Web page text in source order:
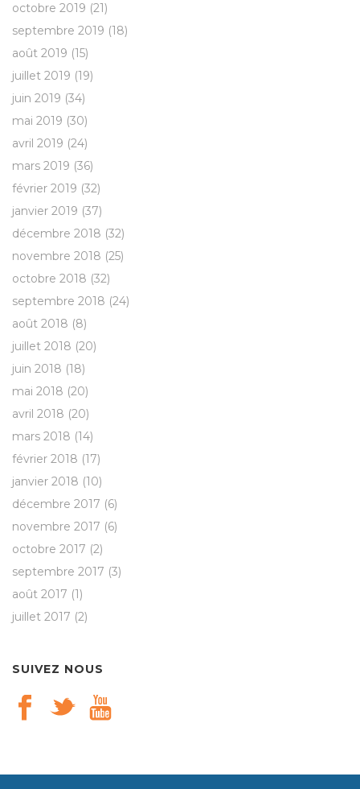
octobre 2019 (21)
septembre 2019 (18)
août 2019 (15)
juillet 2019 (19)
juin 2019 (34)
mai 2019 (30)
avril 2019 (24)
mars 2019 (36)
février 2019 (32)
janvier 2019 (37)
décembre 2018 (32)
novembre 2018 (25)
octobre 2018 (32)
septembre 2018 (24)
août 2018 (8)
juillet 2018 (20)
juin 2018 (18)
mai 2018 (20)
avril 2018 (20)
mars 2018 (14)
février 2018 (17)
janvier 2018 (10)
décembre 2017 (6)
novembre 2017 (6)
octobre 2017 (2)
septembre 2017 (3)
août 2017 (1)
juillet 2017 (2)
SUIVEZ NOUS